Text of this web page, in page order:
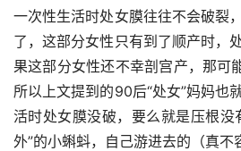
一次性生活时处女膜往往不会破裂
了，这部分女性只有到了顺产时，
果这部分女性还不幸剖宫产，那可
所以上文提到的90后“处女”妈妈也
活时处女膜没破，要么就是压根没
外”的小蝌蚪，自己游进去的（真不